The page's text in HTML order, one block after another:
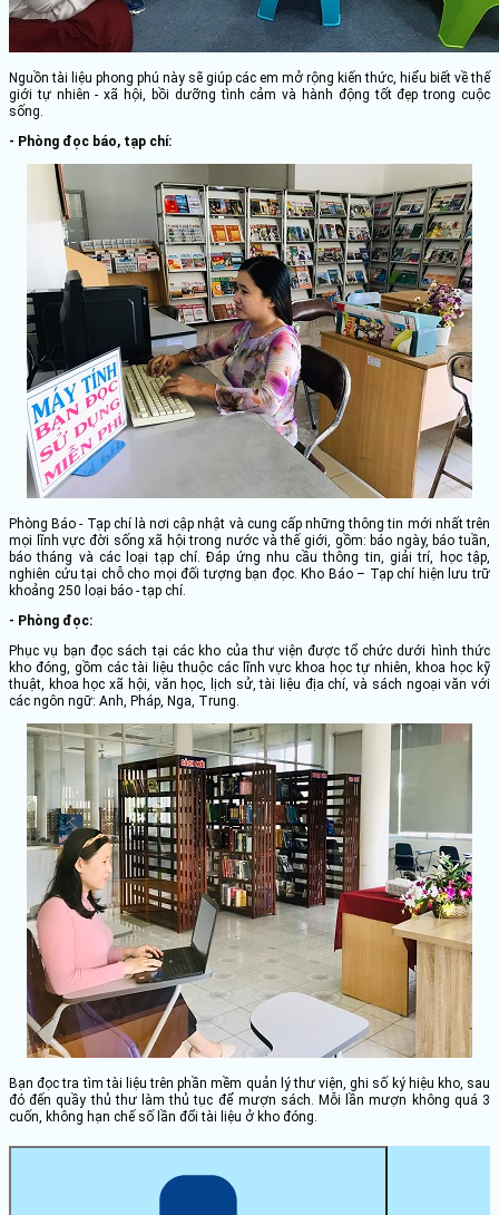
Nguồn tài liệu phong phú này sẽ giúp các em mở rộng kiến thức, hiểu biết về thế
giới tự nhiên - xã hội, bồi dưỡng tình cảm và hành động tốt đẹp trong cuộc
sống.
- Phòng đọc báo, tạp chí:
Phòng Báo - Tạp chí là nơi cập nhật và cung cấp những thông tin mới nhất trên
mọi lĩnh vực đời sống xã hội trong nước và thế giới, gồm: báo ngày, báo tuần,
báo tháng và các loại tạp chí. Đáp ứng nhu cầu thông tin, giải trí, học tập,
nghiên cứu tại chỗ cho mọi đối tượng bạn đọc. Kho Báo – Tạp chí hiện lưu trữ
khoảng 250 loại báo - tạp chí.
- Phòng đọc:
Phục vụ bạn đọc sách tại các kho của thư viện được tổ chức dưới hình thức
kho đóng, gồm các tài liệu thuộc các lĩnh vực khoa học tự nhiên, khoa học kỹ
thuật, khoa học xã hội, văn học, lịch sử, tài liệu địa chí, và sách ngoại văn với
các ngôn ngữ: Anh, Pháp, Nga, Trung.
Bạn đọc tra tìm tài liệu trên phần mềm quản lý thư viện, ghi số ký hiệu kho, sau
đó đến quầy thủ thư làm thủ tục để mượn sách. Mỗi lần mượn không quá 3
cuốn, không hạn chế số lần đổi tài liệu ở kho đóng.